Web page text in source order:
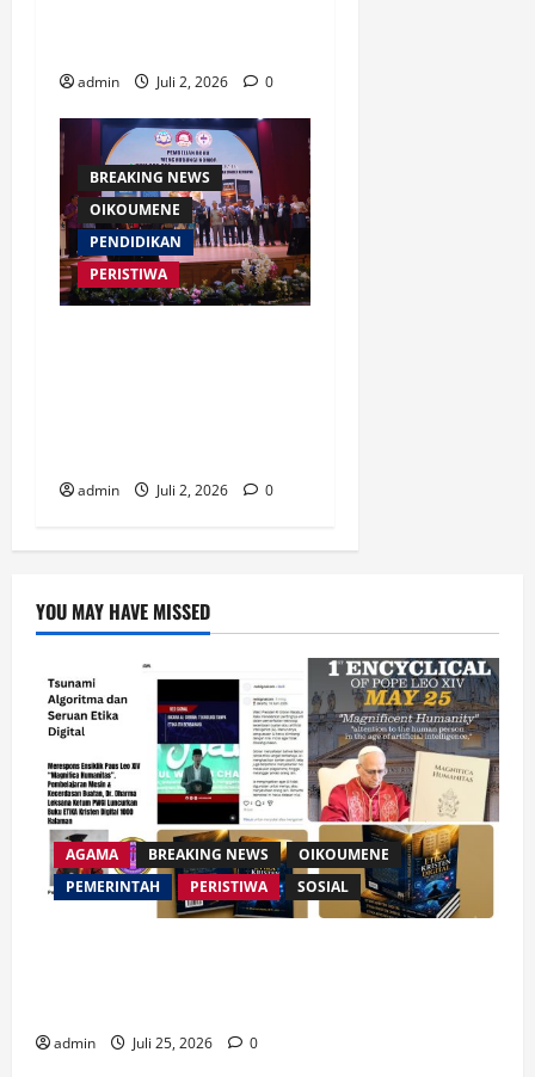
admin Juli 2, 2026 0
BREAKING NEWS
OIKOUMENE
PENDIDIKAN
PERISTIWA
admin Juli 2, 2026 0
YOU MAY HAVE MISSED
AGAMA BREAKING NEWS
OIKOUMENE
PEMERINTAH
PERISTIWA SOSIAL
admin Juli 25, 2026 0